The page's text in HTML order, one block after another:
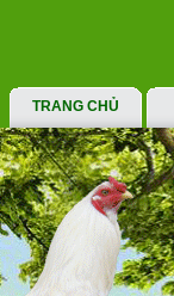
TRANG CHỦ